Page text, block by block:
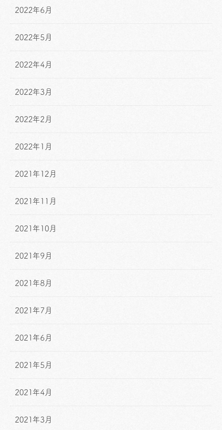
2022年6月
2022年5月
2022年4月
2022年3月
2022年2月
2022年1月
2021年12月
2021年11月
2021年10月
2021年9月
2021年8月
2021年7月
2021年6月
2021年5月
2021年4月
2021年3月